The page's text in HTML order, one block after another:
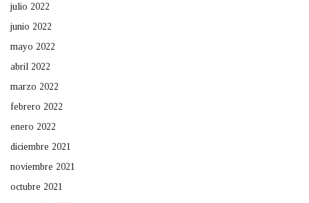
julio 2022
junio 2022
mayo 2022
abril 2022
marzo 2022
febrero 2022
enero 2022
diciembre 2021
noviembre 2021
octubre 2021